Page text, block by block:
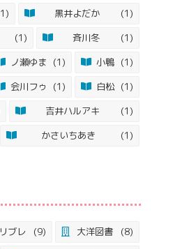
黒井よだか
(1)
(1) 斉川冬
(1)
ノ瀬ゆま (1) 小鴨 (1)
会川フゥ (1) 白松 (1)
吉井ハルアキ
(1)
かさいちあき (1)
リブレ (9) 大洋図書
(8)